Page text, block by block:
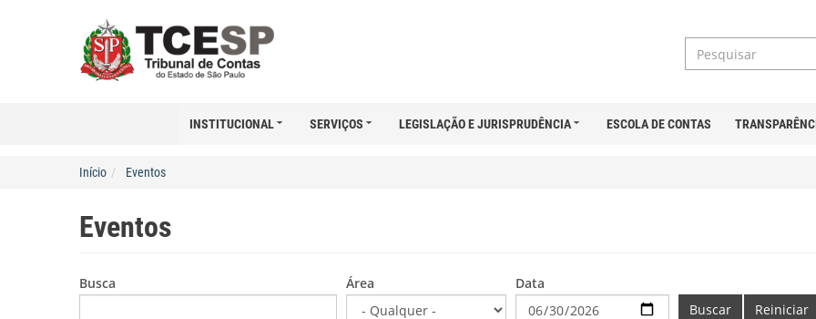
INSTITUCIONAL SERVIÇOS LEGISLAÇÃO E JURISPRUDÊNCIA ESCOLA DE CONTAS
Início Eventos
Eventos
Busca Área
Data
Buscar
Reiniciar